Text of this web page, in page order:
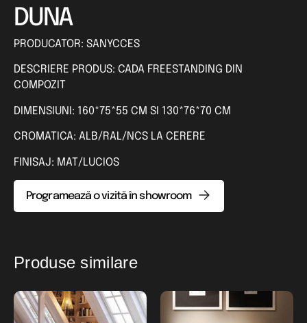
DUNA
PRODUCATOR: SANYCCES
DESCRIERE PRODUS: CADA FREESTANDING DIN
COMPOZIT
DIMENSIUNI: 160*75*55 CM SI 130*76*70 CM
CROMATICA: ALB/RAL/NCS LA CERERE
FINISAJ: MAT/LUCIOS
Programează o vizită în showroom
Produse similare